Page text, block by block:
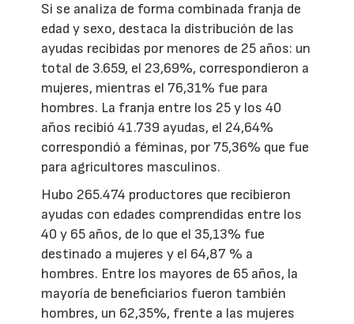
Si se analiza de forma combinada franja de
edad y sexo, destaca la distribución de las
ayudas recibidas por menores de 25 años: un
total de 3.659, el 23,69%, correspondieron a
mujeres, mientras el 76,31% fue para
hombres. La franja entre los 25 y los 40
años recibió 41.739 ayudas, el 24,64%
correspondió a féminas, por 75,36% que fue
para agricultores masculinos.
Hubo 265.474 productores que recibieron
ayudas con edades comprendidas entre los
40 y 65 años, de lo que el 35,13% fue
destinado a mujeres y el 64,87 % a
hombres. Entre los mayores de 65 años, la
mayoría de beneficiarios fueron también
hombres, un 62,35%, frente a las mujeres